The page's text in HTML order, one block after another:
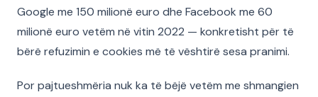
Google me 150 milionë euro dhe Facebook me 60
milionë euro vetëm në vitin 2022 — konkretisht për të
bërë refuzimin e cookies më të vështirë sesa pranimi.
Por pajtueshmëria nuk ka të bëjë vetëm me shmangien